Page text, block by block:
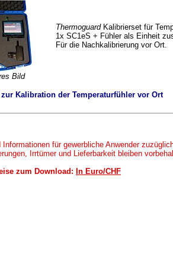
Bild
ThermoguardKalibrierset für
1x SC1eS + Fühler als Einheit
Für die Nachkalibrierung vor Ort.
zur Kalibration der Temperaturfühler vor Ort
für gewerbliche Anwender
Irrtümer und Lieferbarkeit bleiben
zum Download: In Euro/CHF